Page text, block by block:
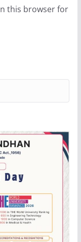
this browser for